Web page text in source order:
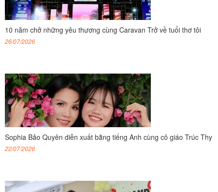
10 năm chở những yêu thương cùng Caravan Trở về tuổi thơ tôi
26/07/2026
Sophia Bảo Quyên diễn xuất bằng tiếng Anh cùng cô giáo Trúc Thy
22/07/2026